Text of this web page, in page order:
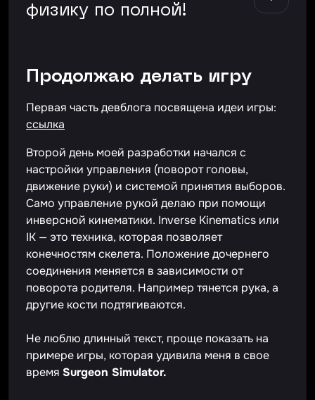
физику по полной!
Продолжаю делать игру
Первая часть девблога посвящена идеи игры:
ссылка
Второй день моей разработки начался с
настройки управления (поворот головы,
движение руки) и системой принятия выборов.
Само управление рукой делаю при помощи
инверсной кинематики. Inverse Kinematics или
IK — это техника, которая позволяет
конечностям скелета. Положение дочернего
соединения меняется в зависимости от
поворота родителя. Например тянется рука, а
другие кости подтягиваются.
Не люблю длинный текст, проще показать на
примере игры, которая удивила меня в свое
время Surgeon Simulator.